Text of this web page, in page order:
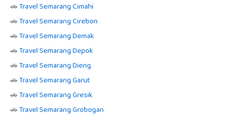
🚗Travel Semarang Cimahi
🚗Travel Semarang Cirebon
🚗Travel Semarang Demak
🚗Travel Semarang Depok
🚗Travel Semarang Dieng
🚗Travel Semarang Garut
🚗Travel Semarang Gresik
🚗Travel Semarang Grobogan